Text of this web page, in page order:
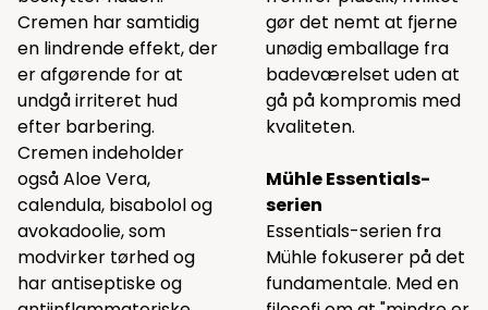
Cremen har samtidig
en lindrende effekt, der
er afgørende for at
undgå irriteret hud
efter barbering.
Cremen indeholder
også Aloe Vera,
calendula, bisabolol og
avokadoolie, som
modvirker tørhed og
har antiseptiske og
gør det nemt at fjerne
unødig emballage fra
badeværelset uden at
gå på kompromis med
kvaliteten.
Mühle Essentials-
serien
Essentials-serien fra
Mühle fokuserer på det
fundamentale. Med en